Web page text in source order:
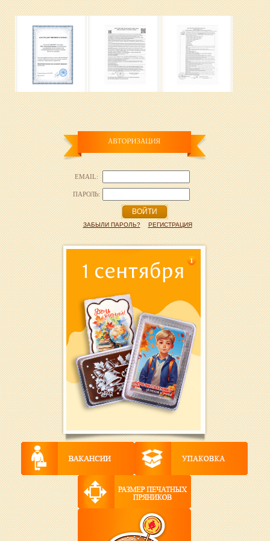
EMAIL:
ПАРОЛЬ:
ВОЙТИ
ЗАБЫЛИ ПАРОЛЬ? РЕГИСТРАЦИЯ
1